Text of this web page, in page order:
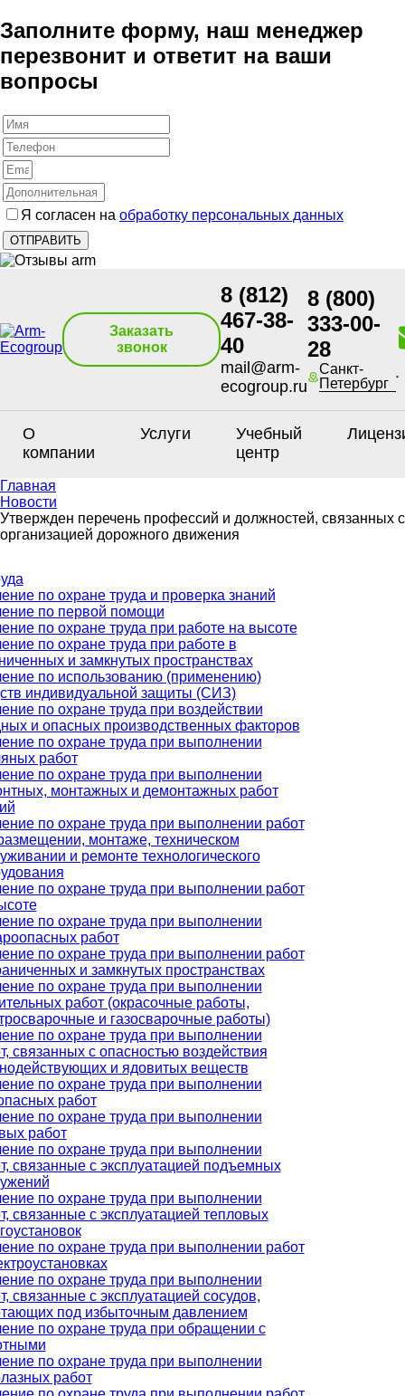
Заполните форму, наш менеджер
перезвонит и ответит на ваши
вопросы
Я согласен на обработку персональных данных
Заказать
звонок
8 (812)
467-38-
40
mail@arm-
ecogroup.ru
8 (800)
333-00-
28
Санкт-
Петербург
О
компании
Услуги
Учебный
центр
Главная
Новости
Утвержден перечень профессий и должностей, связанных с
организацией дорожного движения
по охране труда и проверка знаний
по первой помощи
по охране труда при работе на высоте
по охране труда при работе в
и замкнутых пространствах
по использованию (применению)
индивидуальной защиты (СИЗ)
по охране труда при воздействии
и опасных производственных факторов
по охране труда при выполнении
работ
по охране труда при выполнении
монтажных и демонтажных работ
по охране труда при выполнении работ
монтаже, техническом
и ремонте технологического
по охране труда при выполнении работ
по охране труда при выполнении
работ
по охране труда при выполнении работ
и замкнутых пространствах
по охране труда при выполнении
работ (окрасочные работы,
и газосварочные работы)
по охране труда при выполнении
связанных с опасностью воздействия
и ядовитых веществ
по охране труда при выполнении
работ
по охране труда при выполнении
работ
по охране труда при выполнении
связанные с эксплуатацией подъемных
по охране труда при выполнении
связанные с эксплуатацией тепловых
по охране труда при выполнении работ
по охране труда при выполнении
связанные с эксплуатацией сосудов,
под избыточным давлением
по охране труда при обращении с
по охране труда при выполнении
работ